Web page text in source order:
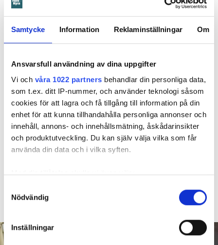
Samtycke Information Reklaminställningar Om
Ansvarsfull användning av dina uppgifter
Vi och våra 1022 partners behandlar din personliga data,
som t.ex. ditt IP-nummer, och använder teknologi såsom
cookies för att lagra och få tillgång till information på din
enhet för att kunna tillhandahålla personliga annonser och
innehåll, annons- och innehållsmätning, åskådarinsikter
och produktutveckling. Du kan själv välja vilka som får
använda din data och i vilka syften.
Med din tillåtelse skulle vi även vilja:
som kan ha en noggrannhet på upp till flera meter
Ta reda på mer om hur dina personliga uppgifter
Nödvändig
Inställningar
Läs också
600 kronor dyrare att bo efter vattenskada i Varberg
Anmälde inte vattenskadat badrum på fem år – krävs på 125 000 kronor
Kvinna kapade lägenhet efter vräkningsbeslut – får betala 50 000
Larmade inte om spricka i
duschen – vräks efter 30 år
måste han lämna lägenheten efter drygt 30 år men får
längre tid på sig att flytta efter att domen överklagats.